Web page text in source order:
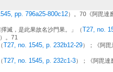
pp. 796a25-800c12）。70《阿毘達
滅，是此果故名沙門果。」（T27, no.
。71
T27, no. 1545, p. 232b12-29）；《阿
T27, no. 1545, p. 232c1-3）；《阿毘達